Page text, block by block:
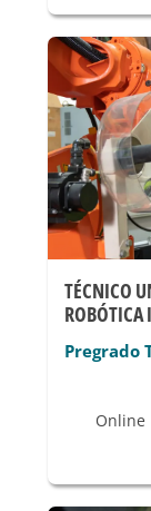
TÉCNICO
ROBÓTICA
Pregrado
Online